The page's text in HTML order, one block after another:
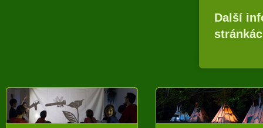
Další